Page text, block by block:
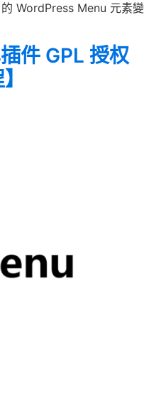
WordPress Menu 元素變
件 GPL 授权